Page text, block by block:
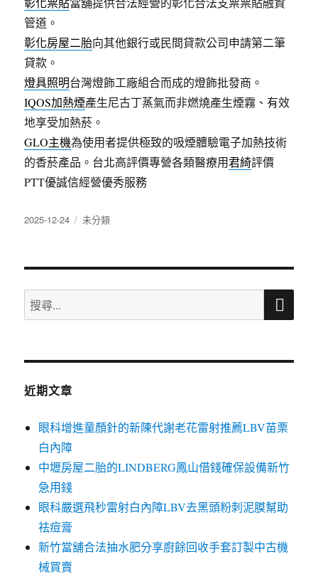
管道。
彰化房屋二胎向其他銀行或民間貸款公司申請第二筆
貸款。
燈具照明台灣燈飾工廠組合而成的燈飾批發商。
IQOS加熱煙產生尼古丁蒸氣而非燃燒產生煙霧、有效
地享受加熱菸。
GLO主機為使用者提供極致的吸煙體驗電子加熱技術
的香菸產品。台北高評價專營各類醫療用君綺評價
PTT優誠信經營優秀服務
發
期:
2025-12-24
分
未分類
搜
尋
鍵
搜
近期文章
眼科增進童顏針的新陳代謝老花雷射推薦LBV苗栗
白內障
中壢房屋二胎的LINDBERG鳳山借錢確保設備新竹
急用錢
眼科嚴選飛秒雷射白內障LBV去黑頭粉刺泥膜幫助
祛痘膏
新竹當舖合法抽水肥分享廚餘回收手套訂製中古機
械買賣